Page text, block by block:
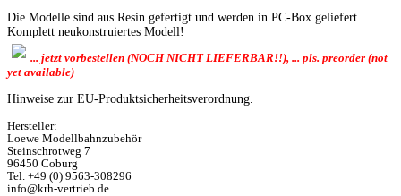
Die Modelle sind aus Resin gefertigt und werden in PC-Box geliefert.
Komplett neukonstruiertes Modell!
... jetzt vorbestellen (NOCH NICHT LIEFERBAR!!), ... pls. preorder (not
yet available)
Hinweise zur EU-Produktsicherheitsverordnung.
Hersteller:
Loewe Modellbahnzubehör
Steinschrotweg 7
96450 Coburg
Tel. +49 (0) 9563-308296
info@krh-vertrieb.de